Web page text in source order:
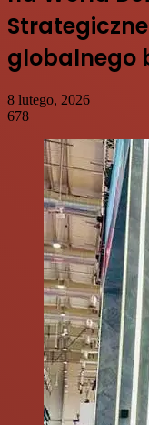
globalnego
8 lutego, 2026
678